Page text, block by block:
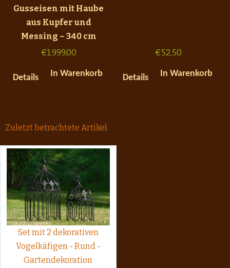
Gusseisen mit Haube
aus Kupfer und
Messing – 340 cm
€1.999,00
Details In Warenkorb
€52,50
Details In Warenkorb
Zuletzt betrachtete Artikel
Set mit 2 dekorativen
Vogelkäfigen - Rund -
Gartendekoration